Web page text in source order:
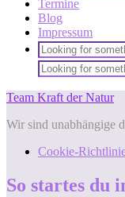
Termine
Blog
Impressum
Team Kraft der Natur
Wir sind unabhängige
Cookie-
So startes du